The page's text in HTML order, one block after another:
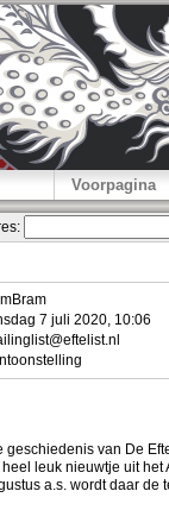
Voorpagina
7 juli 2020, 10:06
geschiedenis van De
leuk nieuwtje uit het
a.s. wordt daar